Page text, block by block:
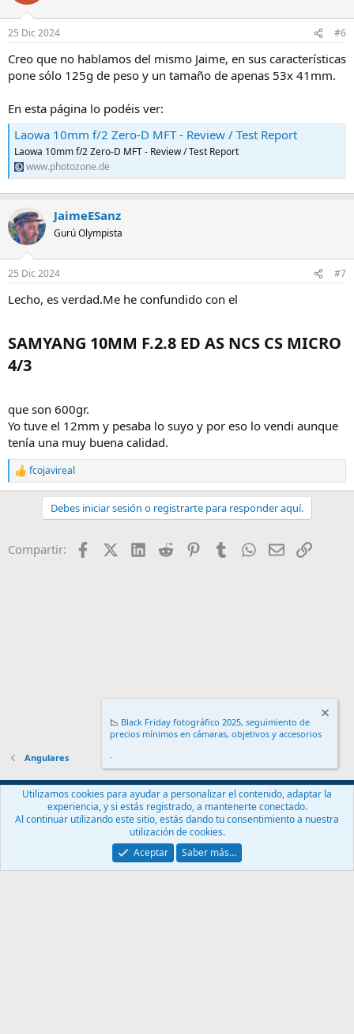
25 Dic 2024 #6
Creo que no hablamos del mismo Jaime, en sus características
pone sólo 125g de peso y un tamaño de apenas 53x 41mm.
En esta página lo podéis ver:
Laowa 10mm f/2 Zero-D MFT - Review / Test Report
Laowa 10mm f/2 Zero-D MFT - Review / Test Report
www.photozone.de
JaimeESanz
Gurú Olympista
25 Dic 2024 #7
Lecho, es verdad.Me he confundido con el
SAMYANG 10MM F.2.8 ED AS NCS CS MICRO
4/3​
que son 600gr.
Yo tuve el 12mm y pesaba lo suyo y por eso lo vendi aunque
tenía una muy buena calidad.
R
e
o
fcojavireal
Debes iniciar sesión o registrarte para responder aquí.
Compartir: FacebookX (Twitter)
LinkedIn
Reddit PinterestTumblr WhatsApp
EmailEnlace
Angulares
Español (ES)
Contáctanos
Términos y reglas Política de privacidad
Ayuda
Community platform by XenForo® © 2010-2024 XenForo Ltd.
📉 Black Friday fotográfico 2025, seguimiento de
precios mínimos en cámaras, objetivos y accesorios
.
Utilizamos cookies para ayudar a personalizar el contenido, adaptar la
experiencia, y si estás registrado, a mantenerte conectado.
Al continuar utilizando este sitio, estás dando tu consentimiento a nuestra
utilización de cookies.
Aceptar
Saber más…